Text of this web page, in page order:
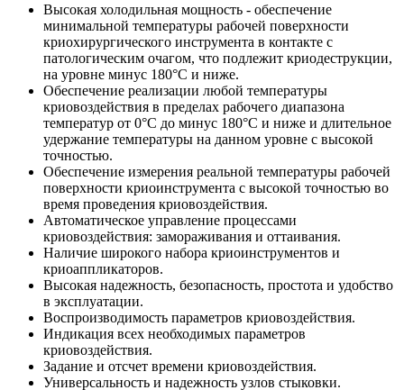
Высокая холодильная мощность - обеспечение
минимальной температуры рабочей поверхности
криохирургического инструмента в контакте с
патологическим очагом, что подлежит криодеструкции,
на уровне минус 180°C и ниже.
Обеспечение реализации любой температуры
криовоздействия в пределах рабочего диапазона
температур от 0°C до минус 180°C и ниже и длительное
удержание температуры на данном уровне с высокой
точностью.
Обеспечение измерения реальной температуры рабочей
поверхности криоинструмента с высокой точностью во
время проведения криовоздействия.
Автоматическое управление процессами
криовоздействия: замораживания и оттаивания.
Наличие широкого набора криоинструментов и
криоаппликаторов.
Высокая надежность, безопасность, простота и удобство
в эксплуатации.
Воспроизводимость параметров криовоздействия.
Индикация всех необходимых параметров
криовоздействия.
Задание и отсчет времени криовоздействия.
Универсальность и надежность узлов стыковки.